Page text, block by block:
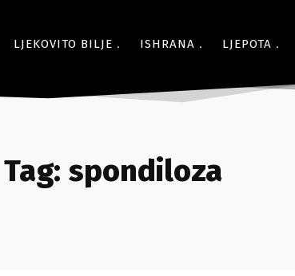
LJEKOVITO BILJE ISHRANA LJEPOTA
Tag: spondiloza